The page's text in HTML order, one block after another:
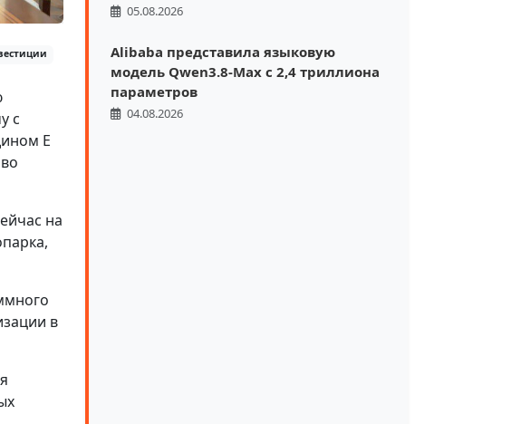
с
Е
на
в
05.08.2026
Alibaba представила языковую
модель Qwen3.8-Max с 2,4 триллиона
параметров
04.08.2026